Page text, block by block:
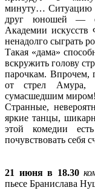
минуту… Ситуацию
друг юношей —
Академии искусств
ненадолго сыграть
Такая «дама»
вскружить голову
парочкам. Впрочем,
от стрел Амура,
сумасшедшим миром!
Странные,
яркие танцы,
этой комедии
почувствовать себя
21 июня в 18.30
пьесе Бранислава